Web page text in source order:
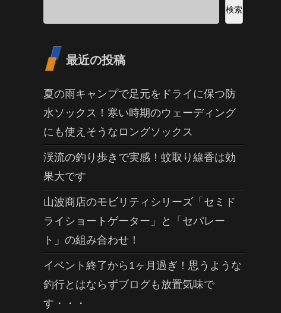
検索
最近の投稿
夏の雨キャンプで足元をドライに保つ防
水ソックス！寒い時期のウェーディング
にも使えそうなロングソックス
渓流の釣り歩きで実感！蚊取り線香は効
果大です
山波商店のモビリティシリーズ「セミド
ライショートゲーター」と「セパレー
ト」の組み合わせ！
イベント終了から1ヶ月過ぎ！思うような
釣行とはならずブログも放置気味で
す・・・